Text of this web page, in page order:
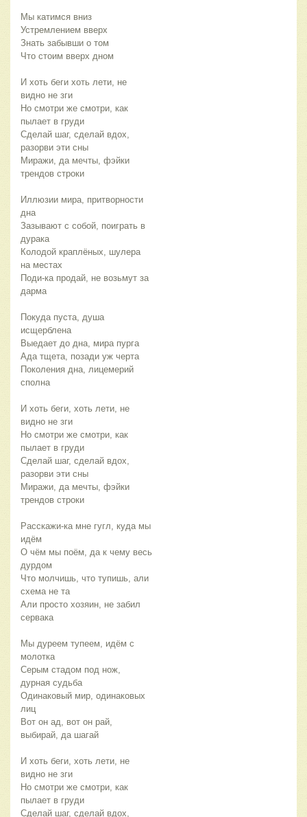
Мы катимся вниз
Устремлением вверх
Знать забывши о том
Что стоим вверх дном
И хоть беги хоть лети, не
видно не зги
Но смотри же смотри, как
пылает в груди
Сделай шаг, сделай вдох,
разорви эти сны
Миражи, да мечты, фэйки
трендов строки
Иллюзии мира, притворности
дна
Зазывают с собой, поиграть в
дурака
Колодой краплёных, шулера
на местах
Поди-ка продай, не возьмут за
дарма
Покуда пуста, душа
исщерблена
Выедает до дна, мира пурга
Ада тщета, позади уж черта
Поколения дна, лицемерий
сполна
И хоть беги, хоть лети, не
видно не зги
Но смотри же смотри, как
пылает в груди
Сделай шаг, сделай вдох,
разорви эти сны
Миражи, да мечты, фэйки
трендов строки
Расскажи-ка мне гугл, куда мы
идём
О чём мы поём, да к чему весь
дурдом
Что молчишь, что тупишь, али
схема не та
Али просто хозяин, не забил
сервака
Мы дуреем тупеем, идём с
молотка
Серым стадом под нож,
дурная судьба
Одинаковый мир, одинаковых
лиц
Вот он ад, вот он рай,
выбирай, да шагай
И хоть беги, хоть лети, не
видно не зги
Но смотри же смотри, как
пылает в груди
Сделай шаг, сделай вдох,